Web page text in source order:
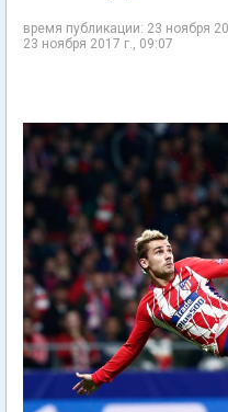
время публикации: 23 ноября
23 ноября 2017 г., 09:07